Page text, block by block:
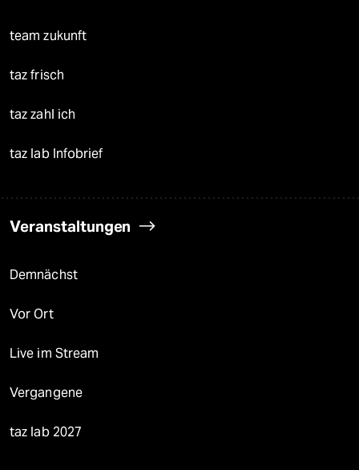
team zukunft
taz frisch
taz zahl ich
taz lab Infobrief
Veranstaltungen
Demnächst
Vor Ort
Live im Stream
Vergangene
taz lab 2027